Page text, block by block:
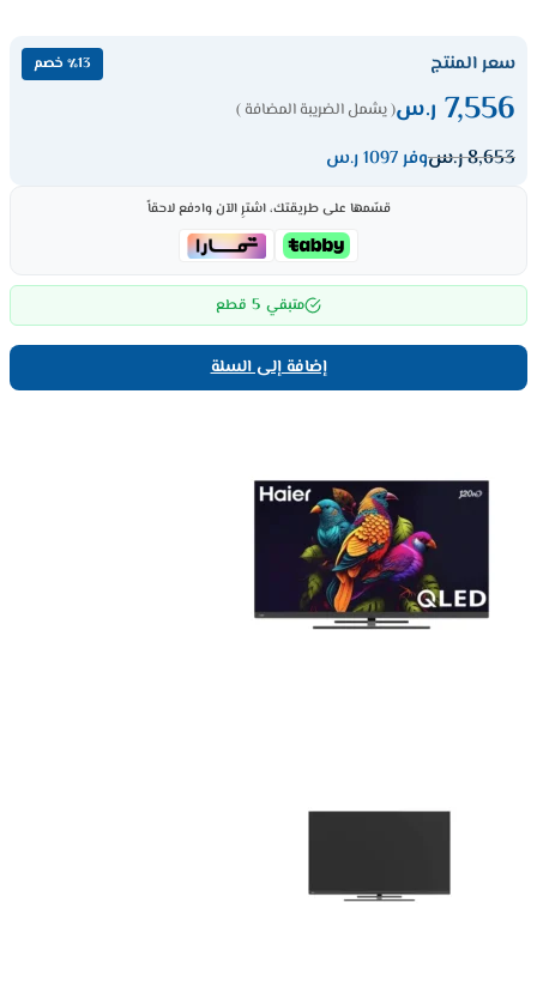
سعر المنتج ٪13 خصم
7,556 ر.س( يشمل الضريبة المضافة )
8,653ر.سوفر 1097 ر.س
قسّمها على طريقتك، اشترِ الآن وادفع لاحقاً
متبقي 5 قطع
إضافة إلى السلة